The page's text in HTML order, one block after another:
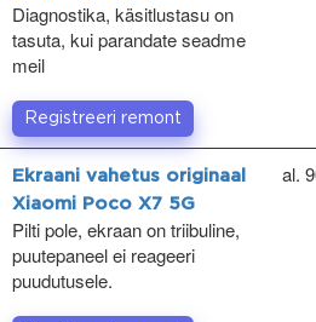
Diagnostika, käsitlustasu on
tasuta, kui parandate seadme
meil
Registreeri remont
Ekraani vahetus originaal
Xiaomi Poco X7 5G
Pilti pole, ekraan on triibuline,
puutepaneel ei reageeri
puudutusele.
al.